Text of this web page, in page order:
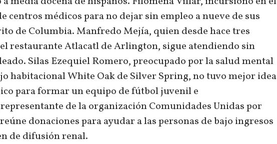
centros médicos para no dejar sin empleo a nueve de sus
de Columbia. Manfredo Mejía, quien desde hace tres
restaurante Atlacatl de Arlington, sigue atendiendo sin
Silas Ezequiel Romero, preocupado por la salud mental
habitacional White Oak de Silver Spring, no tuvo mejor idea
para formar un equipo de fútbol juvenil e
de la organización Comunidades Unidas por
donaciones para ayudar a las personas de bajo ingresos
de difusión renal.